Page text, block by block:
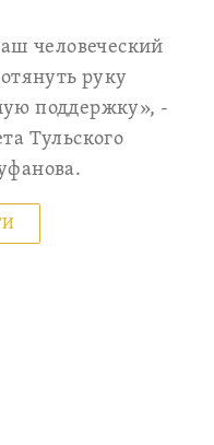
человеческий
руку
поддержку», -
Тульского